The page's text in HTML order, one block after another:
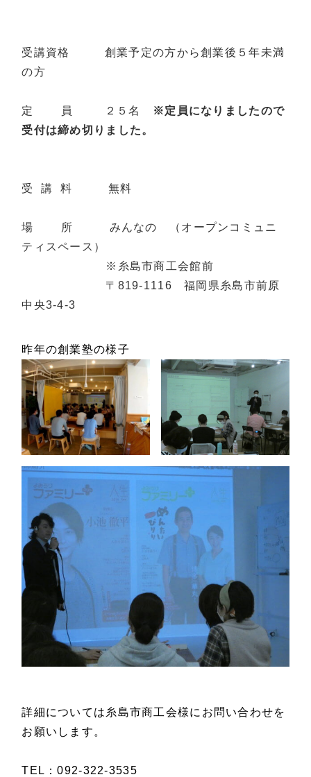
受講資格 創業予定の方から創業後５年未満
の方
定 員 ２５名
※定員になりましたので
受付は締め切りました。
受 講 料 無料
場 所 みんなの （オープンコミュニ
ティスペース）
※糸島市商工会館前
〒819-1116 福岡県糸島市前原
中央3-4-3
昨年の創業塾の様子
詳細については糸島市商工会様にお問い合わせを
お願いします。
TEL：092-322-3535